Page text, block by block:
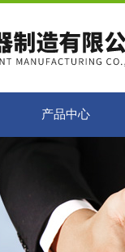
产品中心